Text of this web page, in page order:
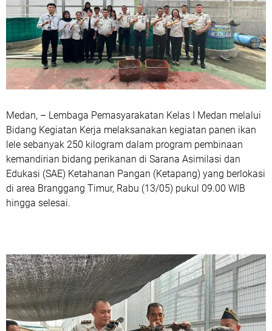
Medan, – Lembaga Pemasyarakatan Kelas I Medan melalui
Bidang Kegiatan Kerja melaksanakan kegiatan panen ikan
lele sebanyak 250 kilogram dalam program pembinaan
kemandirian bidang perikanan di Sarana Asimilasi dan
Edukasi (SAE) Ketahanan Pangan (Ketapang) yang berlokasi
di area Branggang Timur, Rabu (13/05) pukul 09.00 WIB
hingga selesai.